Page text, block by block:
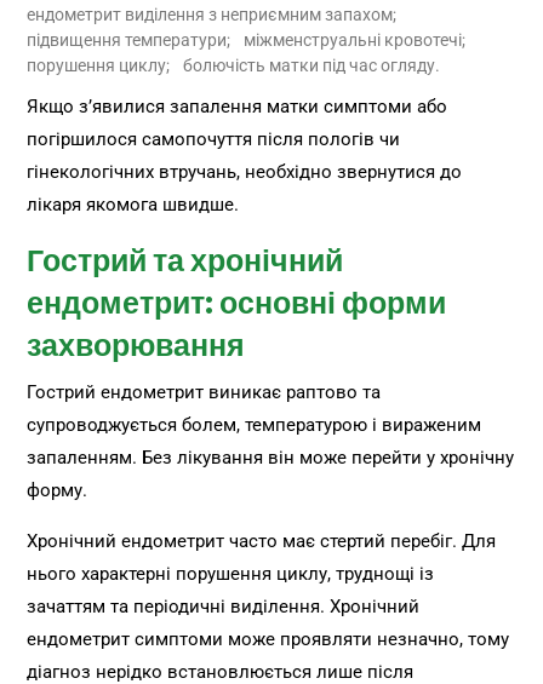
ендометрит виділення з неприємним запахом;
підвищення температури;
міжменструальні кровотечі;
порушення циклу;
болючість матки під час огляду.
Якщо з’явилися запалення матки симптоми або
погіршилося самопочуття після пологів чи
гінекологічних втручань, необхідно звернутися до
лікаря якомога швидше.
Гострий та хронічний
ендометрит: основні форми
захворювання
Гострий ендометрит виникає раптово та
супроводжується болем, температурою і вираженим
запаленням. Без лікування він може перейти у хронічну
форму.
Хронічний ендометрит часто має стертий перебіг. Для
нього характерні порушення циклу, труднощі із
зачаттям та періодичні виділення. Хронічний
ендометрит симптоми може проявляти незначно, тому
діагноз нерідко встановлюється лише після